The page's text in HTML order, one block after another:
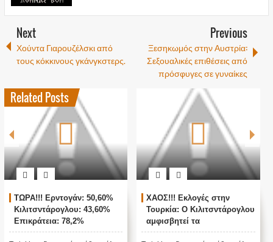
Next
Χούντα Γιαρουζέλσκι από
τους κόκκινους γκάνγκστερς.
Previous
Ξεσηκωμός στην Αυστρία:
Σεξουαλικές επιθέσεις από
πρόσφυγες σε γυναίκες
Related Posts
στην
Ο Κιλιτσντάρογλου
τα
θα γίνουν
ΖΩΝΤΑΝΗ ΣΥΝΔΕΣΗ ΜΕ
ΑΓΚΥΡΑ - ΘΡΙΛΕΡ ΜΕ ΤΙΣ
ΤΟΥΡΚΙΚΕΣ ΕΚΛΟΓΕΣ !